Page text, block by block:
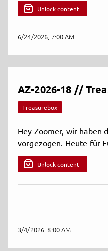
Unlock content
6/24/2026, 7:00 AM
AZ-2026-18 //
Treasurebox
Hey Zoomer, wir haben
vorgezogen. Heute für
Unlock content
3/4/2026, 8:00 AM